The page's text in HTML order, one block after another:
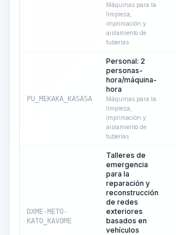
Máquinas para la
limpieza,
imprimación y
aislamiento de
tuberías
PU_MEKAKA_KASASA
Personal: 2
personas-
hora/máquina-
hora
Máquinas para la
limpieza,
imprimación y
aislamiento de
tuberías
DXME-METO-
KATO_KAVOME
Talleres de
emergencia
para la
reparación y
reconstrucción
de redes
exteriores
basados en
vehículos